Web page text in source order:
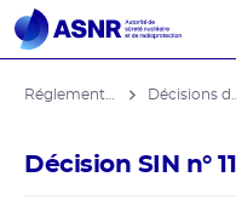
Décision SIN n°